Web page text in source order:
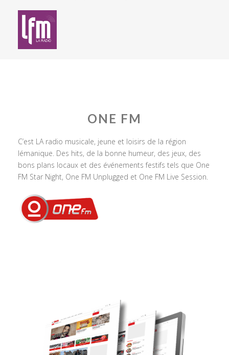
ONE FM
C’est LA radio musicale, jeune et loisirs de la région
lémanique. Des hits, de la bonne humeur, des jeux, des
bons plans locaux et des événements festifs tels que One
FM Star Night, One FM Unplugged et One FM Live Session.